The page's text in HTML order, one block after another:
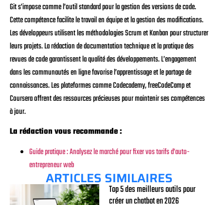
Git s’impose comme l’outil standard pour la gestion des versions de code.
Cette compétence facilite le travail en équipe et la gestion des modifications.
Les développeurs utilisent les méthodologies Scrum et Kanban pour structurer
leurs projets. La rédaction de documentation technique et la pratique des
revues de code garantissent la qualité des développements. L’engagement
dans les communautés en ligne favorise l’apprentissage et le partage de
connaissances. Les plateformes comme Codecademy, freeCodeCamp et
Coursera offrent des ressources précieuses pour maintenir ses compétences
à jour.
La rédaction vous recommande :
Guide pratique : Analysez le marché pour fixer vos tarifs d’auto-
entrepreneur web
ARTICLES SIMILAIRES
Top 5 des meilleurs outils pour
créer un chatbot en 2026